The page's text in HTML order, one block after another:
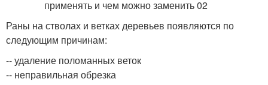
Раны на стволах и ветках деревьев появляются по
следующим причинам:
-- удаление поломанных веток
-- неправильная обрезка